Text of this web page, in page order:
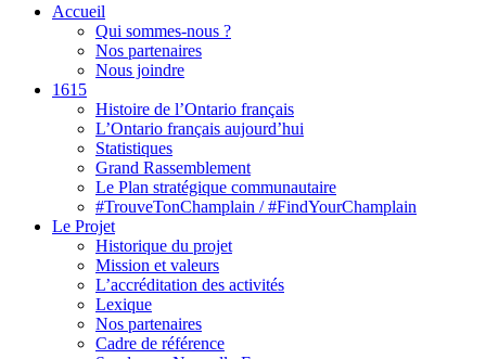
Accueil
Qui sommes-nous ?
Nos partenaires
Nous joindre
1615
Histoire de l’Ontario français
L’Ontario français aujourd’hui
Statistiques
Grand Rassemblement
Le Plan stratégique communautaire
#TrouveTonChamplain / #FindYourChamplain
Le Projet
Historique du projet
Mission et valeurs
L’accréditation des activités
Lexique
Nos partenaires
Cadre de référence